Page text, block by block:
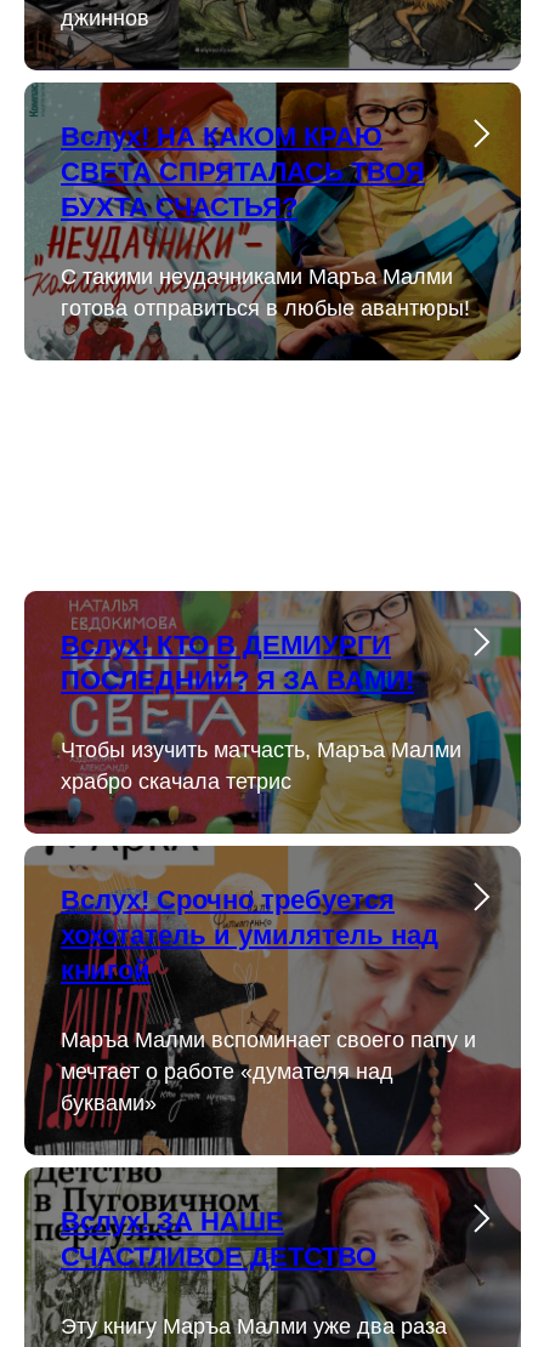
джиннов
Вслух! НА КАКОМ КРАЮ
СВЕТА СПРЯТАЛАСЬ ТВОЯ
БУХТА СЧАСТЬЯ?
С такими неудачниками Маръа Малми
готова отправиться в любые авантюры!
Вслух! КТО В ДЕМИУРГИ
ПОСЛЕДНИЙ? Я ЗА ВАМИ!
Чтобы изучить матчасть, Маръа Малми
храбро скачала тетрис
Вслух! Срочно требуется
хохотатель и умилятель над
книгой
Маръа Малми вспоминает своего папу и
мечтает о работе «думателя над
буквами»
Вслух! ЗА НАШЕ
СЧАСТЛИВОЕ ДЕТСТВО
Эту книгу Маръа Малми уже два раза